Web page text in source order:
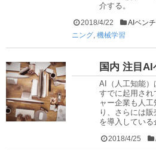
介する。
2018/4/22 AIベン
ニング, 機械学習
国内 注目
AI（人工知能）
すでに起用され
ャー企業も人
り、さらには
を導入している
2018/4/25